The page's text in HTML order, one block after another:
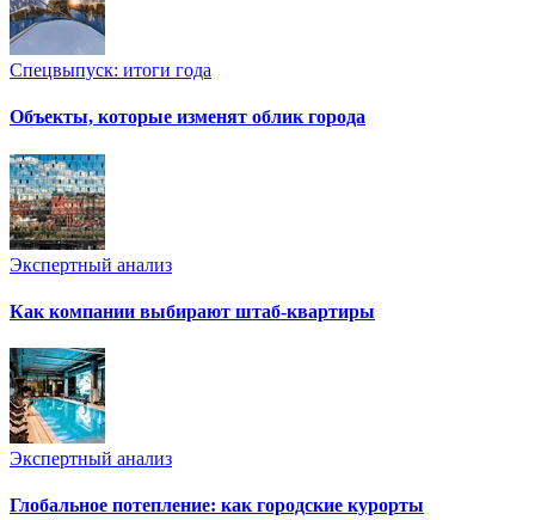
Спецвыпуск: итоги года
Объекты, которые изменят облик города
Экспертный анализ
Как компании выбирают штаб-квартиры
Экспертный анализ
Глобальное потепление: как городские курорты